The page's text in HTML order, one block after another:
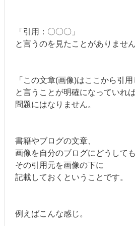
「引用：〇〇〇」
と言うのを見たことがありませ
「この文章(画像)はここから引用
と言うことが明確になっていれ
問題にはなりません。
書籍やブログの文章、
画像を自分のブログにどうして
その引用元を画像の下に
記載しておくということです。
例えばこんな感じ。